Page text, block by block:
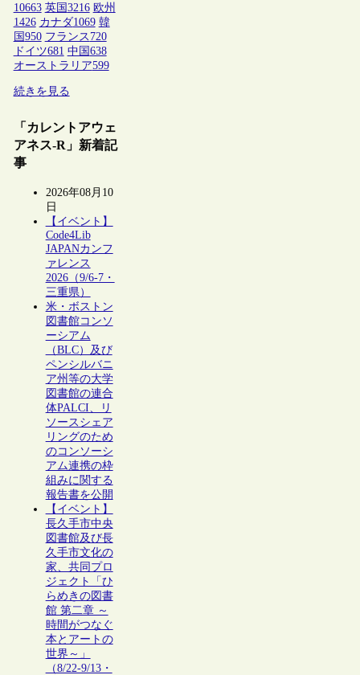
10663 英国 3216 欧州
1426 カナダ1069 韓
国 950 フランス 720
ドイツ681 中国 638
オーストラリア599
続きを見る
「カレントアウェ
アネス-R」新着記
事
2026年08月10
日
【イベント】
Code4Lib
JAPANカンフ
ァレンス
2026（9/6-7・
三重県）
米・ボストン
図書館コンソ
ーシアム
（BLC）及び
ペンシルバニ
ア州等の大学
図書館の連合
体PALCI、リ
ソースシェア
リングのため
のコンソーシ
アム連携の枠
組みに関する
報告書を公開
【イベント】
長久手市中央
図書館及び長
久手市文化の
家、共同プロ
ジェクト「ひ
らめきの図書
館 第二章 ～
時間がつなぐ
本とアートの
世界～」
（8/22-9/13・